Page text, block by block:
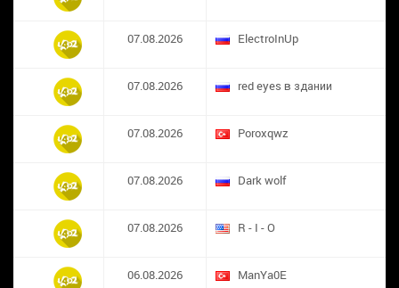
07.08.2026 ElectroInUp
07.08.2026 red eyes в здании
07.08.2026 ​Poroxqwz
07.08.2026 Dark wolf
07.08.2026 R - I - O
06.08.2026 ManYa0E